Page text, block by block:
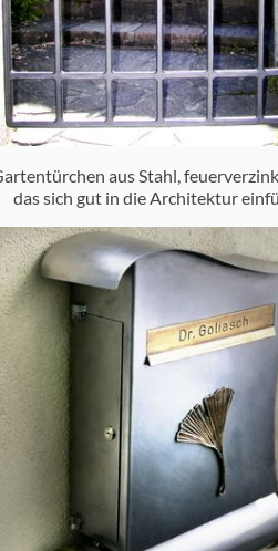
aus Stahl,
das sich gut in die Architektur